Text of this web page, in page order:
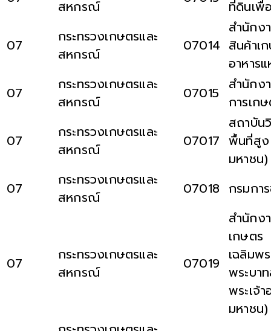
สหกรณ์
ที่ดินเพื่
07
กระทรวงเกษตรและ
สหกรณ์
07014
สำนักง
สินค้าเ
อาหาร
07
กระทรวงเกษตรและ
สหกรณ์
07015 สำนักง
การเก
07
กระทรวงเกษตรและ
สหกรณ์
07017
สถาบัน
พื้นที่สูง
มหาชน)
07
กระทรวงเกษตรและ
สหกรณ์
07018 กรมกา
07
กระทรวงเกษตรและ
สหกรณ์
07019
สำนัก
เกษตร
เฉลิมพ
พระบา
พระเจ้
มหาชน)